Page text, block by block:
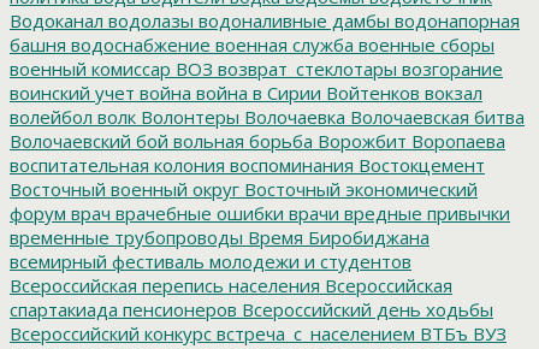
Водоканал водолазы водоналивные дамбы водонапорная
башня водоснабжение военная служба военные сборы
военный комиссар ВОЗ возврат_стеклотары возгорание
воинский учет война война в Сирии Войтенков вокзал
волейбол волк Волонтеры Волочаевка Волочаевская битва
Волочаевский бой вольная борьба Ворожбит Воропаева
воспитательная колония воспоминания Востокцемент
Восточный военный округ Восточный экономический
форум врач врачебные ошибки врачи вредные привычки
временные трубопроводы Время Биробиджана
всемирный фестиваль молодежи и студентов
Всероссийская перепись населения Всероссийская
спартакиада пенсионеров Всероссийский день ходьбы
Всероссийский конкурс встреча_с_населением ВТБъ ВУЗ